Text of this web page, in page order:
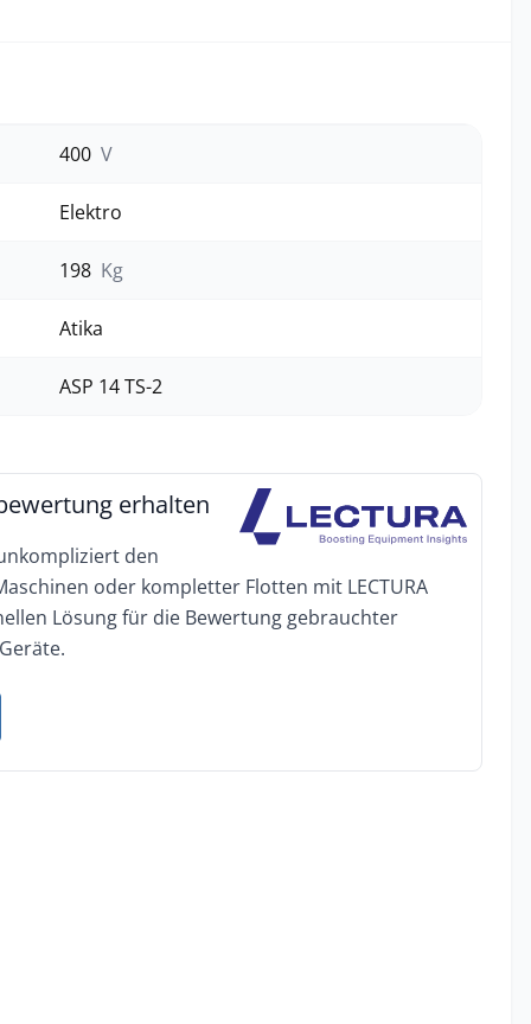
400 V
Elektro
198 Kg
Atika
ASP 14 TS-2
erhalten
den
oder kompletter Flotten mit LECTURA
Lösung für die Bewertung gebrauchter